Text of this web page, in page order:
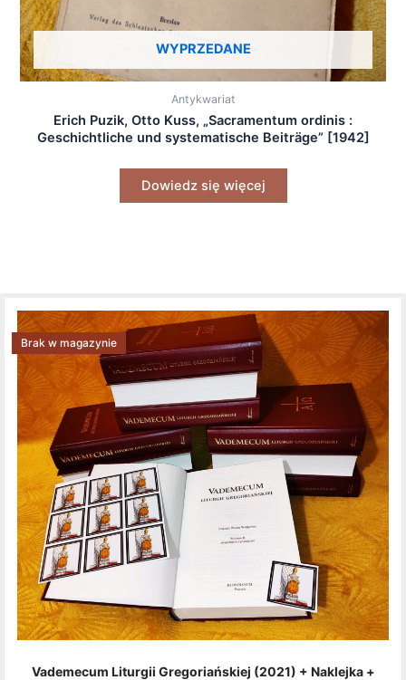
WYPRZEDANE
Antykwariat
Erich Puzik, Otto Kuss, „Sacramentum ordinis :
Geschichtliche und systematische Beiträge” [1942]
Dowiedz się więcej
Vademecum Liturgii Gregoriańskiej (2021) + Naklejka +
Brak w magazynie